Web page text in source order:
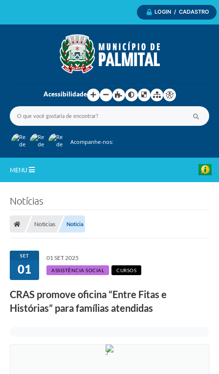
LOGIN / CADASTRO
Acessibilidade
Acompanhe-nos:
MENU
Departamentos
Câmara Municipal
Notícias
Notícias Notícia
SET
01
01 SET 2025
ASSISTÊNCIA SOCIAL CURSOS
CRAS promove oficina “Entre Fitas e
Histórias” para famílias atendidas